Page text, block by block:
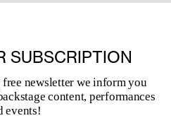
SUBSCRIPTION
newsletter we inform you
content, performances
events!